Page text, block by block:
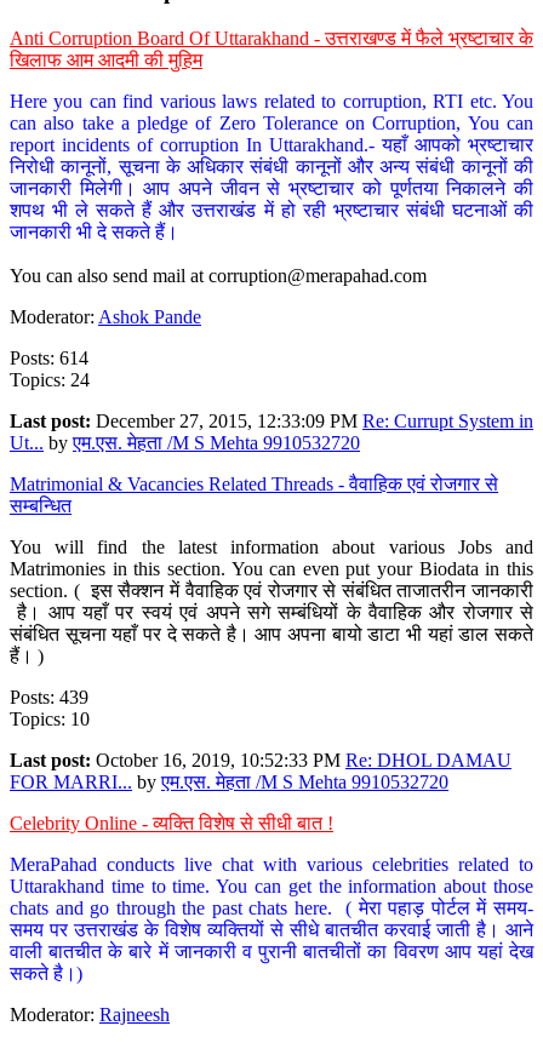
Anti Corruption Board Of Uttarakhand - उत्तराखण्ड में फैले भ्रष्टाचार के
खिलाफ आम आदमी की मुहिम
Here you can find various laws related to corruption, RTI etc. You
can also take a pledge of Zero Tolerance on Corruption, You can
report incidents of corruption In Uttarakhand.- यहाँ आपको भ्रष्टाचार
निरोधी कानूनों, सूचना के अधिकार संबंधी कानूनों और अन्य संबंधी कानूनों की
जानकारी मिलेगी। आप अपने जीवन से भ्रष्टाचार को पूर्णतया निकालने की
शपथ भी ले सकते हैं और उत्तराखंड में हो रही भ्रष्टाचार संबंधी घटनाओं की
जानकारी भी दे सकते हैं।
You can also send mail at corruption@merapahad.com
Moderator: Ashok Pande
Posts: 614
Topics: 24
Last post: December 27, 2015, 12:33:09 PM Re: Currupt System in
Ut... byएम.एस. मेहता /M S Mehta 9910532720
Matrimonial & Vacancies Related Threads - वैवाहिक एवं रोजगार से
सम्बन्धित
You will find the latest information about various Jobs and
Matrimonies in this section. You can even put your Biodata in this
section. ( इस सैक्शन में वैवाहिक एवं रोजगार से संबंधित ताजातरीन जानकारी
है। आप यहाँ पर स्वयं एवं अपने सगे सम्बंधियों के वैवाहिक और रोजगार से
संबंधित सूचना यहाँ पर दे सकते है। आप अपना बायो डाटा भी यहां डाल सकते
हैं। )
Posts: 439
Topics: 10
Last post: October 16, 2019, 10:52:33 PM Re: DHOL DAMAU
FOR MARRI... byएम.एस. मेहता /M S Mehta 9910532720
Celebrity Online - व्यक्ति विशेष से सीधी बात !
MeraPahad conducts live chat with various celebrities related to
Uttarakhand time to time. You can get the information about those
chats and go through the past chats here. ( मेरा पहाड़ पोर्टल में समय-
समय पर उत्तराखंड के विशेष व्यक्तियों से सीधे बातचीत करवाई जाती है। आने
वाली बातचीत के बारे में जानकारी व पुरानी बातचीतों का विवरण आप यहां देख
सकते है।)
Moderator: Rajneesh